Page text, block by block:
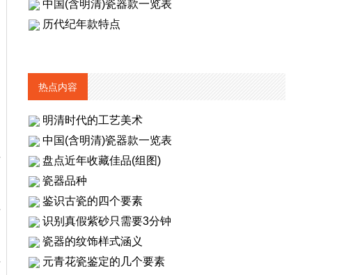
中国(含明清)瓷器款一览表
历代纪年款特点
热点内容
明清时代的工艺美术
中国(含明清)瓷器款一览表
盘点近年收藏佳品(组图)
瓷器品种
鉴识古瓷的四个要素
识别真假紫砂只需要3分钟
瓷器的纹饰样式涵义
元青花瓷鉴定的几个要素